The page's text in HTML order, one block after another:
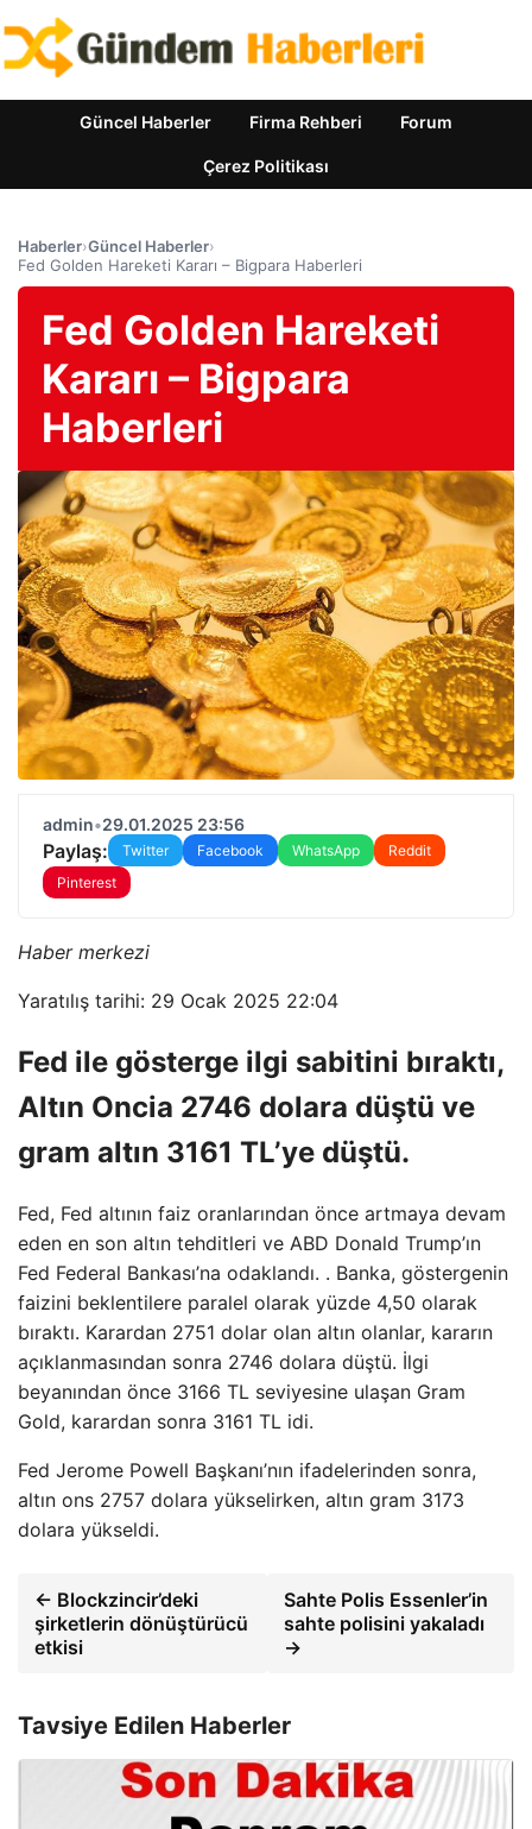
Güncel Haberler Firma Rehberi Forum
Çerez Politikası
Haberler›Güncel Haberler›
Fed Golden Hareketi Kararı – Bigpara Haberleri
Fed Golden Hareketi
Kararı – Bigpara
Haberleri
admin•29.01.2025 23:56
Paylaş: Twitter Facebook WhatsApp
Reddit
Pinterest
Haber merkezi
Yaratılış tarihi: 29 Ocak 2025 22:04
Fed ile gösterge ilgi sabitini bıraktı,
Altın Oncia 2746 dolara düştü ve
gram altın 3161 TL’ye düştü.
Fed, Fed altının faiz oranlarından önce artmaya devam
eden en son altın tehditleri ve ABD Donald Trump’ın
Fed Federal Bankası’na odaklandı. . Banka, göstergenin
faizini beklentilere paralel olarak yüzde 4,50 olarak
bıraktı. Karardan 2751 dolar olan altın olanlar, kararın
açıklanmasından sonra 2746 dolara düştü. İlgi
beyanından önce 3166 TL seviyesine ulaşan Gram
Gold, karardan sonra 3161 TL idi.
Fed Jerome Powell Başkanı’nın ifadelerinden sonra,
altın ons 2757 dolara yükselirken, altın gram 3173
dolara yükseldi.
← Blockzincir’deki
şirketlerin dönüştürücü
etkisi
Sahte Polis Essenler’in
sahte polisini yakaladı
→
Tavsiye Edilen Haberler